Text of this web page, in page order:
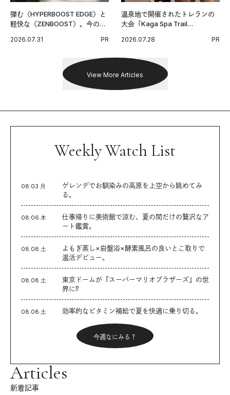
弾む〈HYPERBOOST EDGE〉と
軽快な〈ZENBOOST〉。今の時
出した新機軸。
2026.07.31 PR
温泉地で開催されたトレランの
大会「Kaga Spa Trail
戦を夢見るランナーたちの奮闘
2026.07.28 PR
View More Articles
Weekly Watch List
08.03 月
ゲレンデでお馴染みの高原を上空から眺めてみ
る。
08.06 木
仕事帰りに美術館で涼む、夏の間だけの贅沢なア
ート鑑賞。
08.08 土
よもぎ蒸し×岩盤浴×酵素風呂の良いとこ取りで
温活デビュー。
08.08 土
東京ドームが『スーパーマリオブラザーズ』の世
界に⁉︎
08.08 土 効率的なビタミン補給で夏を快適に乗り切る。
今週なにみる？
Articles
新着記事